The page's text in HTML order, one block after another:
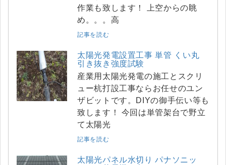
作業も致します！ 上空からの眺
め。。。高
記事を読む
太陽光発電設置工事 単管 くい丸
引き抜き強度試験
産業用太陽光発電の施工とスクリ
ュー杭打設工事ならお任せのユン
ザビットです。DIYの御手伝い等も
致します！ 今回は単管架台で野立
て太陽光
記事を読む
太陽光パネル水切り パナソニッ